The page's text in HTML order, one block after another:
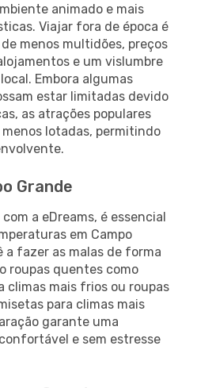
animado e mais
Viajar fora de época é
menos multidões, preços
e um vislumbre
Embora algumas
estar limitadas devido
as atrações populares
lotadas, permitindo
Grande
a eDreams, é essencial
em Campo
a fazer as malas de forma
roupas quentes como
climas mais frios ou roupas
para climas mais
garante uma
e sem estresse